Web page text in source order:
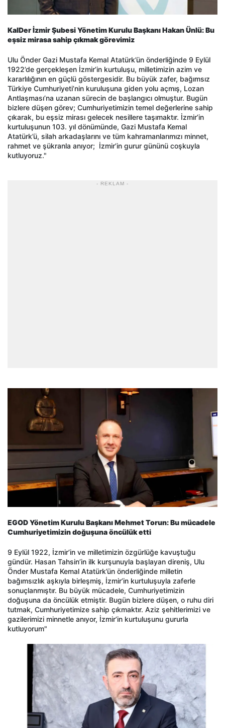
KalDer İzmir Şubesi Yönetim Kurulu Başkanı Hakan Ünlü: Bu
eşsiz mirasa sahip çıkmak görevimiz
Ulu Önder Gazi Mustafa Kemal Atatürk’ün önderliğinde 9 Eylül
1922’de gerçekleşen İzmir’in kurtuluşu, milletimizin azim ve
kararlılığının en güçlü göstergesidir. Bu büyük zafer, bağımsız
Türkiye Cumhuriyeti’nin kuruluşuna giden yolu açmış, Lozan
Antlaşması’na uzanan sürecin de başlangıcı olmuştur. Bugün
bizlere düşen görev; Cumhuriyetimizin temel değerlerine sahip
çıkarak, bu eşsiz mirası gelecek nesillere taşımaktır. İzmir’in
kurtuluşunun 103. yıl dönümünde, Gazi Mustafa Kemal
Atatürk’ü, silah arkadaşlarını ve tüm kahramanlarımızı minnet,
rahmet ve şükranla anıyor; İzmir’in gurur gününü coşkuyla
kutluyoruz."
- REKLAM -
EGOD Yönetim Kurulu Başkanı Mehmet Torun: Bu mücadele
Cumhuriyetimizin doğuşuna öncülük etti
9 Eylül 1922, İzmir’in ve milletimizin özgürlüğe kavuştuğu
gündür. Hasan Tahsin’in ilk kurşunuyla başlayan direniş, Ulu
Önder Mustafa Kemal Atatürk’ün önderliğinde milletin
bağımsızlık aşkıyla birleşmiş, İzmir’in kurtuluşuyla zaferle
sonuçlanmıştır. Bu büyük mücadele, Cumhuriyetimizin
doğuşuna da öncülük etmiştir. Bugün bizlere düşen, o ruhu diri
tutmak, Cumhuriyetimize sahip çıkmaktır. Aziz şehitlerimizi ve
gazilerimizi minnetle anıyor, İzmir’in kurtuluşunu gururla
kutluyorum"